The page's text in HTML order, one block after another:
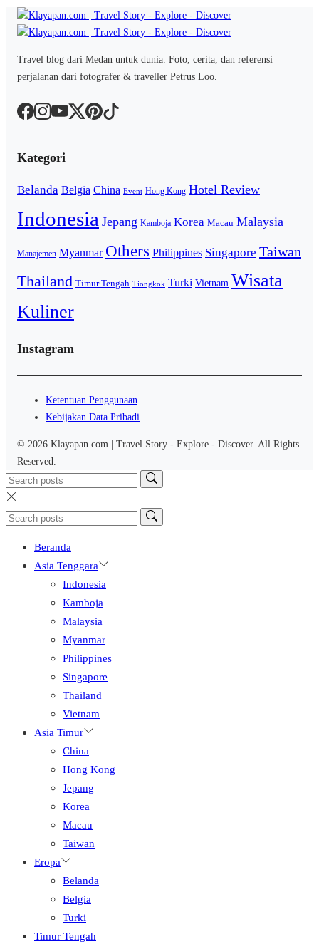
Travel blog dari Medan untuk dunia. Foto, cerita, dan referensi
perjalanan dari fotografer & traveller Petrus Loo.
Kategori
Belanda Belgia China Event Hong Kong Hotel Review
Indonesia Jepang Kamboja Korea Macau Malaysia
Manajemen Myanmar Others Philippines Singapore Taiwan
Thailand Timur Tengah Tiongkok Turki Vietnam Wisata
Kuliner
Instagram
Ketentuan Penggunaan
Kebijakan Data Pribadi
© 2026 Klayapan.com | Travel Story - Explore - Discover. All Rights
Reserved.
Beranda
Asia Tenggara
Indonesia
Kamboja
Malaysia
Myanmar
Philippines
Singapore
Thailand
Vietnam
Asia Timur
China
Hong Kong
Jepang
Korea
Macau
Taiwan
Eropa
Belanda
Belgia
Turki
Timur Tengah